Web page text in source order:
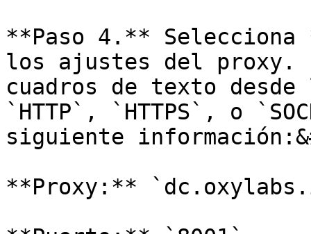
**Paso 4.**
los ajustes del proxy.
cuadros de texto
`HTTP`, `HTTPS`, o
siguiente
**Proxy:**